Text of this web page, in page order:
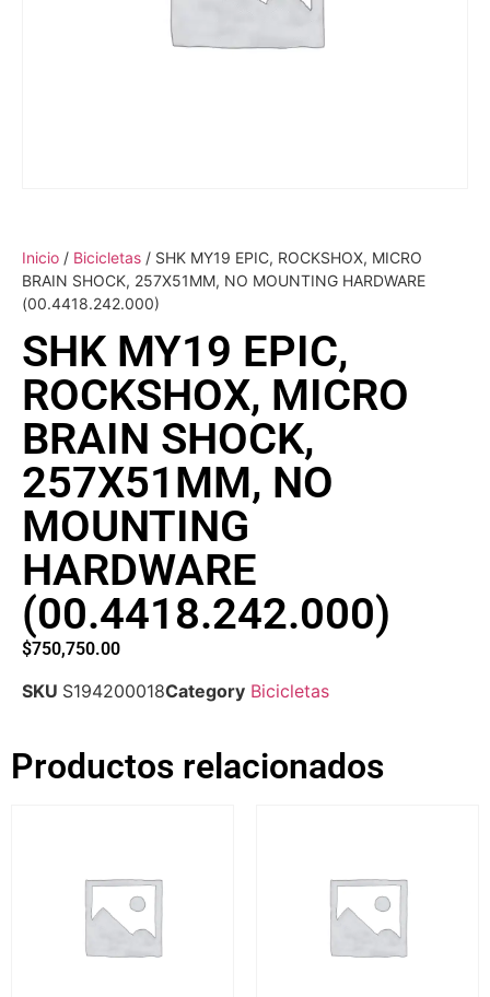
Inicio / Bicicletas / SHK MY19 EPIC, ROCKSHOX, MICRO
BRAIN SHOCK, 257X51MM, NO MOUNTING HARDWARE
(00.4418.242.000)
SHK MY19 EPIC,
ROCKSHOX, MICRO
BRAIN SHOCK,
257X51MM, NO
MOUNTING
HARDWARE
(00.4418.242.000)
$750,750.00
SKU S194200018Category Bicicletas
Productos relacionados